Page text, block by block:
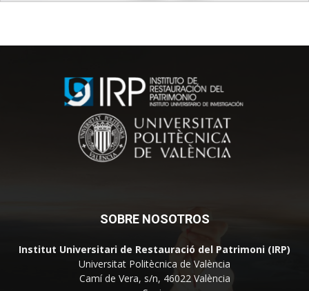
SOBRE NOSOTROS
Institut Universitari de Restauració del Patrimoni (IRP)
Universitat Politècnica de València
Camí de Vera, s/n, 46022 València